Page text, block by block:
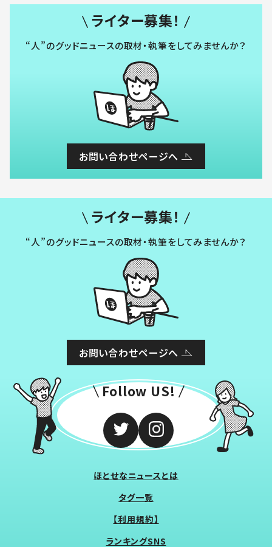
ライター募集！
“人”のグッドニュースの取材・執筆をしてみませんか？
お問い合わせページへ
ライター募集！
“人”のグッドニュースの取材・執筆をしてみませんか？
お問い合わせページへ
Follow US!
ほとせなニュースとは
タグ一覧
【利用規約】
ランキングSNS